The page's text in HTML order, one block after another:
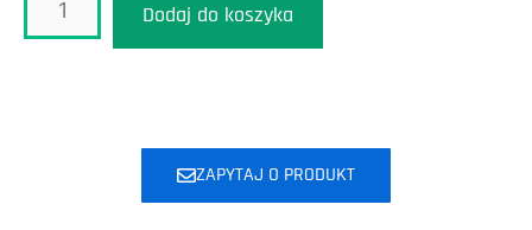
Dodaj do koszyka
ZAPYTAJ O PRODUKT